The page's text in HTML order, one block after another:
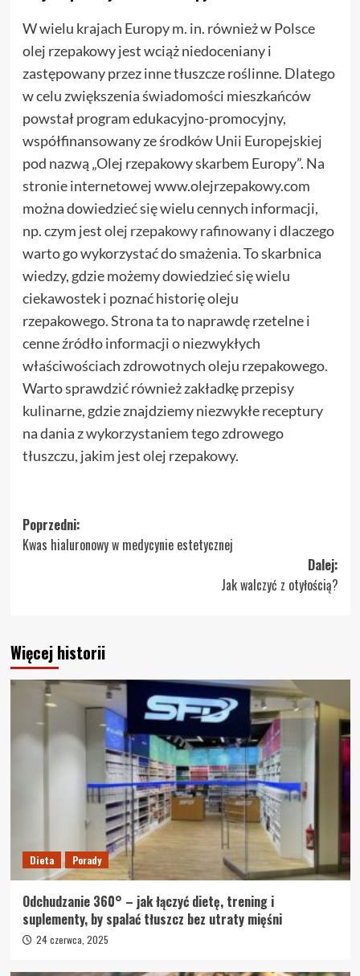
W wielu krajach Europy m. in. również w Polsce
olej rzepakowy jest wciąż niedoceniany i
zastępowany przez inne tłuszcze roślinne. Dlatego
w celu zwiększenia świadomości mieszkańców
powstał program edukacyjno-promocyjny,
współfinansowany ze środków Unii Europejskiej
pod nazwą „Olej rzepakowy skarbem Europy”. Na
stronie internetowej www.olejrzepakowy.com
można dowiedzieć się wielu cennych informacji,
np. czym jestolej rzepakowy rafinowanyi dlaczego
warto go wykorzystać do smażenia. To skarbnica
wiedzy, gdzie możemy dowiedzieć się wielu
ciekawostek i poznać historię oleju
rzepakowego. Strona ta to naprawdę rzetelne i
cenne źródło informacji o niezwykłych
właściwościach zdrowotnych oleju rzepakowego.
Warto sprawdzić również zakładkę przepisy
kulinarne, gdzie znajdziemy niezwykłe receptury
na dania z wykorzystaniem tego zdrowego
tłuszczu, jakim jest olej rzepakowy.
Zobacz
wpisy
Poprzedni:
Kwas hialuronowy w medycynie estetycznej
Dalej:
Jak walczyć z otyłością?
Więcej historii
Dieta Porady
Odchudzanie 360° – jak łączyć dietę, trening i
suplementy, by spalać tłuszcz bez utraty mięśni
24 czerwca, 2025